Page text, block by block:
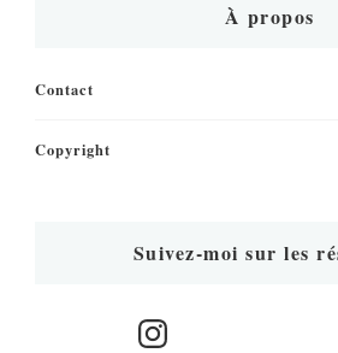
À propos
Contact
Copyright
Suivez-moi sur les
Instagram